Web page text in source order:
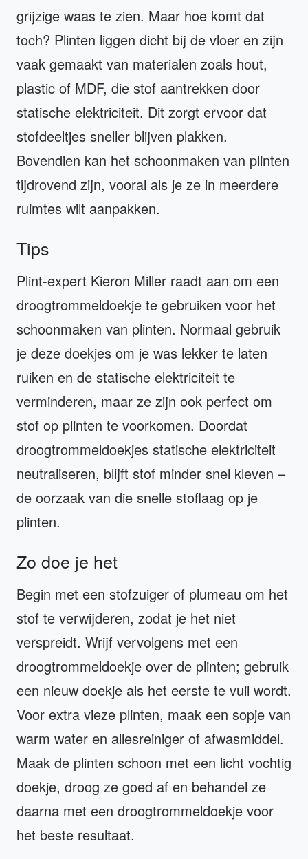
grijzige waas te zien. Maar hoe komt dat
toch? Plinten liggen dicht bij de vloer en zijn
vaak gemaakt van materialen zoals hout,
plastic of MDF, die stof aantrekken door
statische elektriciteit. Dit zorgt ervoor dat
stofdeeltjes sneller blijven plakken.
Bovendien kan het schoonmaken van plinten
tijdrovend zijn, vooral als je ze in meerdere
ruimtes wilt aanpakken.
Tips
Plint-expert Kieron Miller raadt aan om een
droogtrommeldoekje te gebruiken voor het
schoonmaken van plinten. Normaal gebruik
je deze doekjes om je was lekker te laten
ruiken en de statische elektriciteit te
verminderen, maar ze zijn ook perfect om
stof op plinten te voorkomen. Doordat
droogtrommeldoekjes statische elektriciteit
neutraliseren, blijft stof minder snel kleven –
de oorzaak van die snelle stoflaag op je
plinten.
Zo doe je het
Begin met een stofzuiger of plumeau om het
stof te verwijderen, zodat je het niet
verspreidt. Wrijf vervolgens met een
droogtrommeldoekje over de plinten; gebruik
een nieuw doekje als het eerste te vuil wordt.
Voor extra vieze plinten, maak een sopje van
warm water en allesreiniger of afwasmiddel.
Maak de plinten schoon met een licht vochtig
doekje, droog ze goed af en behandel ze
daarna met een droogtrommeldoekje voor
het beste resultaat.